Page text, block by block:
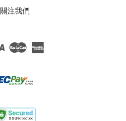
關注我們
Visa Master